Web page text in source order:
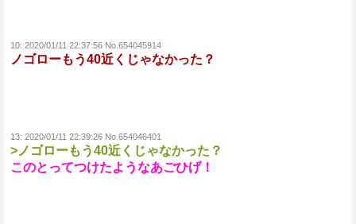
10: 2020/01/11 22:37:56 No.654045914
ノゴローもう40近くじゃなかった？
13: 2020/01/11 22:39:26 No.654046401
>ノゴローもう40近くじゃなかった？
このとってつけたようなあごひげ！